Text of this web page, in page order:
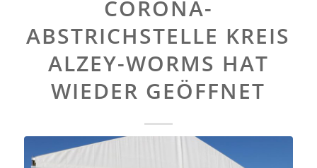
CORONA-
ABSTRICHSTELLE KREIS
ALZEY-WORMS HAT
WIEDER GEÖFFNET